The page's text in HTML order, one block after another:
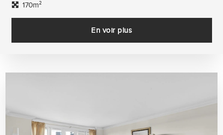
170m²
En voir plus